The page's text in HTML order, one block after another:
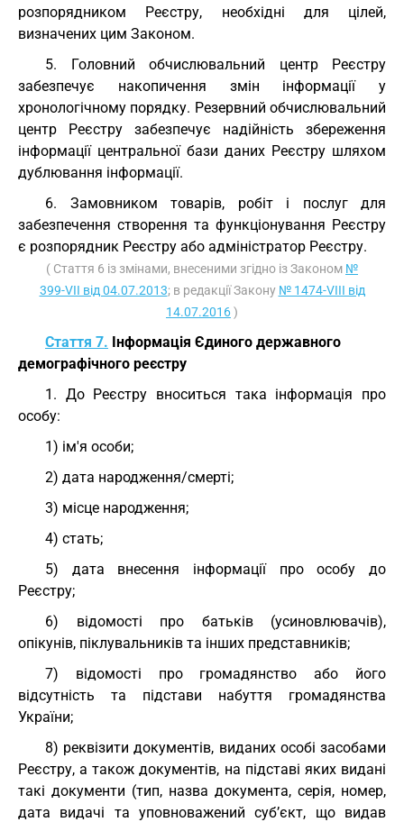
розпорядником Реєстру, необхідні для цілей,
визначених цим Законом.
5. Головний обчислювальний центр Реєстру
забезпечує накопичення змін інформації у
хронологічному порядку. Резервний обчислювальний
центр Реєстру забезпечує надійність збереження
інформації центральної бази даних Реєстру шляхом
дублювання інформації.
6. Замовником товарів, робіт і послуг для
забезпечення створення та функціонування Реєстру
є розпорядник Реєстру або адміністратор Реєстру.
( Стаття 6 із змінами, внесеними згідно із Законом №
399-VII від 04.07.2013; в редакції Закону № 1474-VIII від
14.07.2016)
Стаття 7. Інформація Єдиного державного
демографічного реєстру
1. До Реєстру вноситься така інформація про
особу:
1) ім'я особи;
2) дата народження/смерті;
3) місце народження;
4) стать;
5) дата внесення інформації про особу до
Реєстру;
6) відомості про батьків (усиновлювачів),
опікунів, піклувальників та інших представників;
7) відомості про громадянство або його
відсутність та підстави набуття громадянства
України;
8) реквізити документів, виданих особі засобами
Реєстру, а також документів, на підставі яких видані
такі документи (тип, назва документа, серія, номер,
дата видачі та уповноважений суб’єкт, що видав